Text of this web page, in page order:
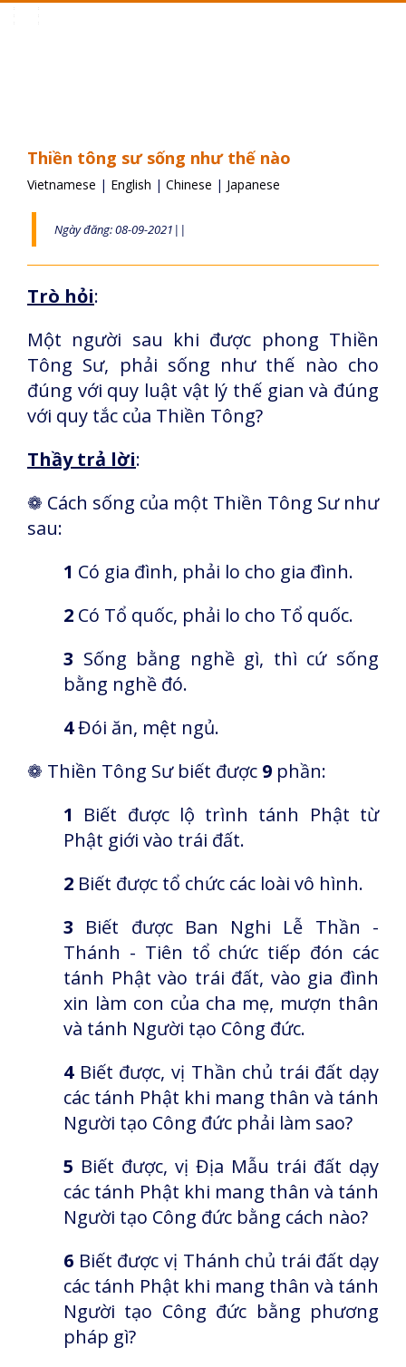
Thiền tông sư sống như thế nào
Vietnamese | English | Chinese | Japanese
Ngày đăng: 08-09-2021||
Trò hỏi:
Một người sau khi được phong Thiền
Tông Sư, phải sống như thế nào cho
đúng với quy luật vật lý thế gian và đúng
với quy tắc của Thiền Tông?
Thầy trả lời:
❁ Cách sống của một Thiền Tông Sư như
sau:
1 Có gia đình, phải lo cho gia đình.
2 Có Tổ quốc, phải lo cho Tổ quốc.
3 Sống bằng nghề gì, thì cứ sống
bằng nghề đó.
4Đói ăn, mệt ngủ.
❁ Thiền Tông Sư biết được 9 phần:
1 Biết được lộ trình tánh Phật từ
Phật giới vào trái đất.
2 Biết được tổ chức các loài vô hình.
3 Biết được Ban Nghi Lễ Thần -
Thánh - Tiên tổ chức tiếp đón các
tánh Phật vào trái đất, vào gia đình
xin làm con của cha mẹ, mượn thân
và tánh Người tạo Công đức.
4 Biết được, vị Thần chủ trái đất dạy
các tánh Phật khi mang thân và tánh
Người tạo Công đức phải làm sao?
5 Biết được, vị Địa Mẫu trái đất dạy
các tánh Phật khi mang thân và tánh
Người tạo Công đức bằng cách nào?
6 Biết được vị Thánh chủ trái đất dạy
các tánh Phật khi mang thân và tánh
Người tạo Công đức bằng phương
pháp gì?